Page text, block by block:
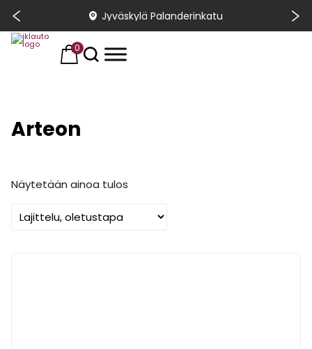
Jyväskylä Palanderinkatu
0
Arteon
Näytetään ainoa tulos